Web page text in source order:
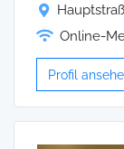
Online-
Profil